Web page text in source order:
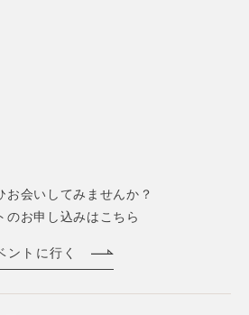
お会いしてみませんか？
のお申し込みはこちら
ントに行く